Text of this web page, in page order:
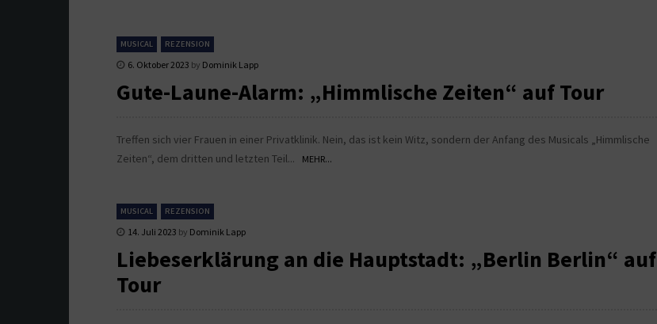
MUSICAL REZENSION
6. Oktober 2023 by Dominik Lapp
Gute-Laune-Alarm: „Himmlische Zeiten“ auf Tour
Treffen sich vier Frauen in einer Privatklinik. Nein, das ist kein Witz, sondern der Anfang des Musicals „Himmlische
Zeiten“, dem dritten und letzten Teil...
MEHR...
MUSICAL REZENSION
14. Juli 2023 by Dominik Lapp
Liebeserklärung an die Hauptstadt: „Berlin Berlin“ auf
Tour